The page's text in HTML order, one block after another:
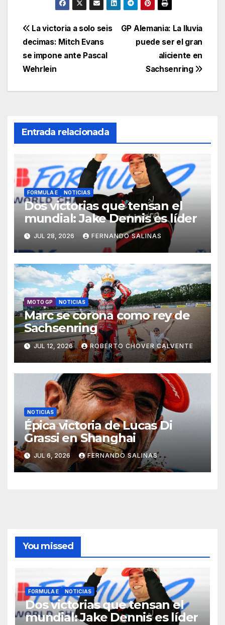
GP Alemania: La lluvia
puede ser el gran
aliciente en
Sachsenring
La victoria a solo seis
decimas: Mitch Evans
se impone ante Pascal
Wehrlein
Entrada relacionada
FORMULA E NOTICIAS
Dos victorias que tensan el
mundial: Jake Dennis es líder
JUL 28, 2026 FERNANDO SALINAS
MOTO GP NOTICIAS
Marc se corona como rey de
Sachsenring
JUL 12, 2026 ROBERTO CHOVER CALVENTE
NOTICIAS
Épica victoria de Lucas Di
Grassi en Shanghai
JUL 6, 2026 FERNANDO SALINAS
You missed
FORMULA E NOTICIAS
Dos victorias que tensan el
mundial: Jake Dennis es líder